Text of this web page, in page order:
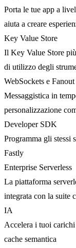
Porta le tue app a
aiuta a creare
Key Value Store
Il Key Value Store
di utilizzo degli
WebSockets e Fanout
Messaggistica in
personalizzazione
Developer SDK
Programma gli stessi
Fastly
Enterprise Serverless
La piattaforma
integrata con la suite
IA
Accelera i tuoi
cache semantica